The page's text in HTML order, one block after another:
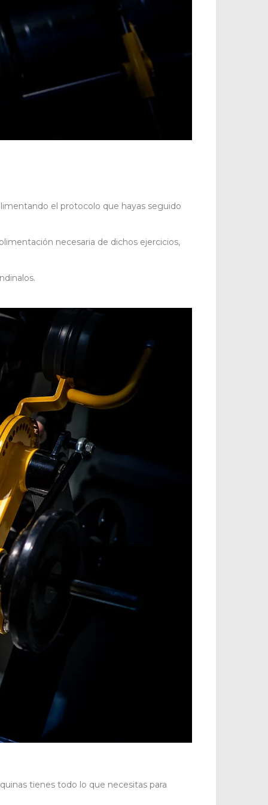
el protocolo que hayas seguido
necesaria de dichos ejercicios,
tienes todo lo que necesitas para